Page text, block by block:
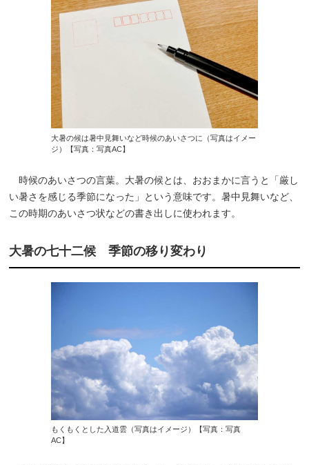
大暑の候は暑中見舞いなど時候のあいさつに（写真はイメー
ジ）【写真：写真AC】
時候のあいさつの言葉。大暑の候とは、おおまかに言うと「厳し
い暑さを感じる季節になった」という意味です。暑中見舞いなど、
この時期のあいさつ状などの書き出しに使われます。
大暑の七十二候 季節の移り変わり
もくもくとした入道雲（写真はイメージ）【写真：写真
AC】